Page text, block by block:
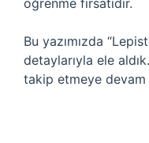
öğrenme fırsatıdır.
Bu yazımızda
detaylarıyla ele
takip etmeye devam